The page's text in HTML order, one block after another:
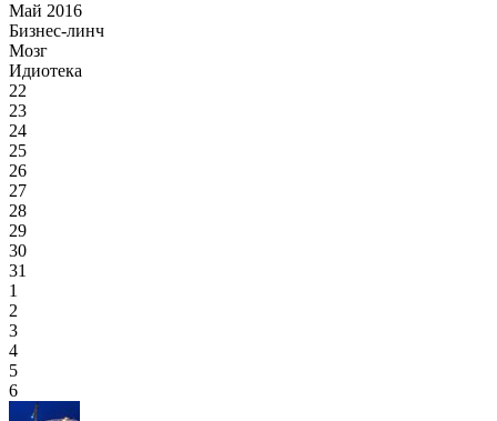
Май 2016
Бизнес-линч
Мозг
Идиотека
22
23
24
25
26
27
28
29
30
31
1
2
3
4
5
6